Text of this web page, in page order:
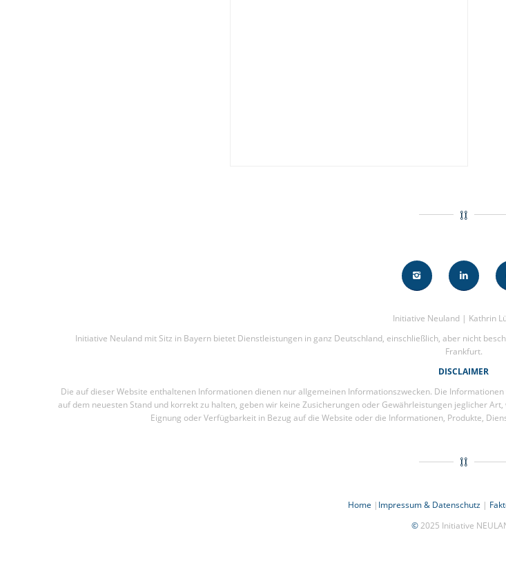
Initiative Neuland | Kathrin
Initiative Neuland mit Sitz in Bayern bietet Dienstleistungen in ganz Deutschland, einschließlich, aber nicht
Frankfurt.
DISCLAIMER
Die auf dieser Website enthaltenen Informationen dienen nur allgemeinen Informationszwecken. Die
auf dem neuesten Stand und korrekt zu halten, geben wir keine Zusicherungen oder Gewährleistungen jeglicher
Eignung oder Verfügbarkeit in Bezug auf die Website oder die Informationen, Produkte,
Home | Impressum & Datenschutz |
©2025 Initiative